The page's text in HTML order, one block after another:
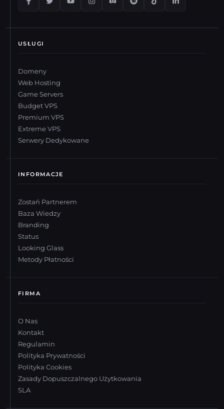
USŁUGI
Domeny
Web Hosting
Game Servers
Budget VPS
Premium VPS
Extreme VPS
Serwery Dedykowane
INFORMACJE
Zostań Partnerem
Baza Wiedzy
Branding
Status
Looking Glass
Metody Płatności
FIRMA
O Nas
Kontakt
Regulamin
Polityka Prywatności
Polityka Cookies
Zasady Dopuszczalnego Użytkowania
SLA